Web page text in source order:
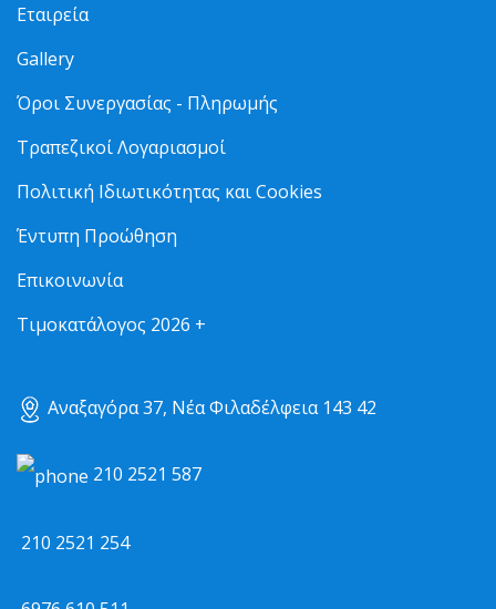
Εταιρεία
Gallery
Όροι Συνεργασίας - Πληρωμής
Τραπεζικοί Λογαριασμοί
Πολιτική Ιδιωτικότητας και Cookies
Έντυπη Προώθηση
Επικοινωνία
Τιμοκατάλογος 2026 +
Αναξαγόρα 37, Νέα Φιλαδέλφεια 143 42
210 2521 587
210 2521 254